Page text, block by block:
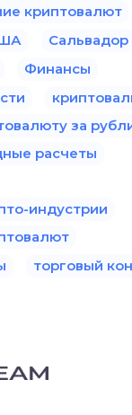
криптовалют
Сальвадор
Финансы
за
расчеты
индустрии
торговый